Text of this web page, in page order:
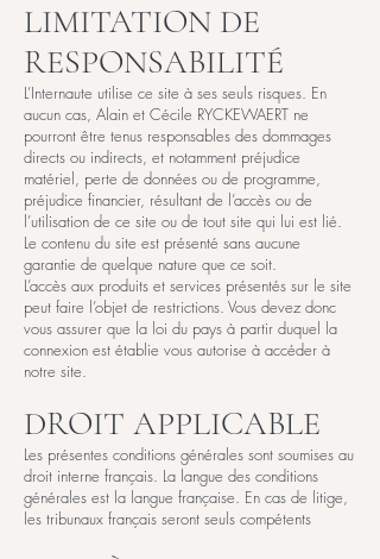
LIMITATION DE
RESPONSABILITÉ
L’Internaute utilise ce site à ses seuls risques. En
aucun cas, Alain et Cécile RYCKEWAERT ne
pourront être tenus responsables des dommages
directs ou indirects, et notamment préjudice
matériel, perte de données ou de programme,
préjudice financier, résultant de l’accès ou de
l’utilisation de ce site ou de tout site qui lui est lié.
Le contenu du site est présenté sans aucune
garantie de quelque nature que ce soit.
L’accès aux produits et services présentés sur le site
peut faire l’objet de restrictions. Vous devez donc
vous assurer que la loi du pays à partir duquel la
connexion est établie vous autorise à accéder à
notre site.
DROIT APPLICABLE
Les présentes conditions générales sont soumises au
droit interne français. La langue des conditions
générales est la langue française. En cas de litige,
les tribunaux français seront seuls compétents